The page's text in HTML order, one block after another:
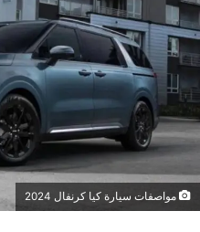
مواصفات سيارة كيا كرنفال 2024